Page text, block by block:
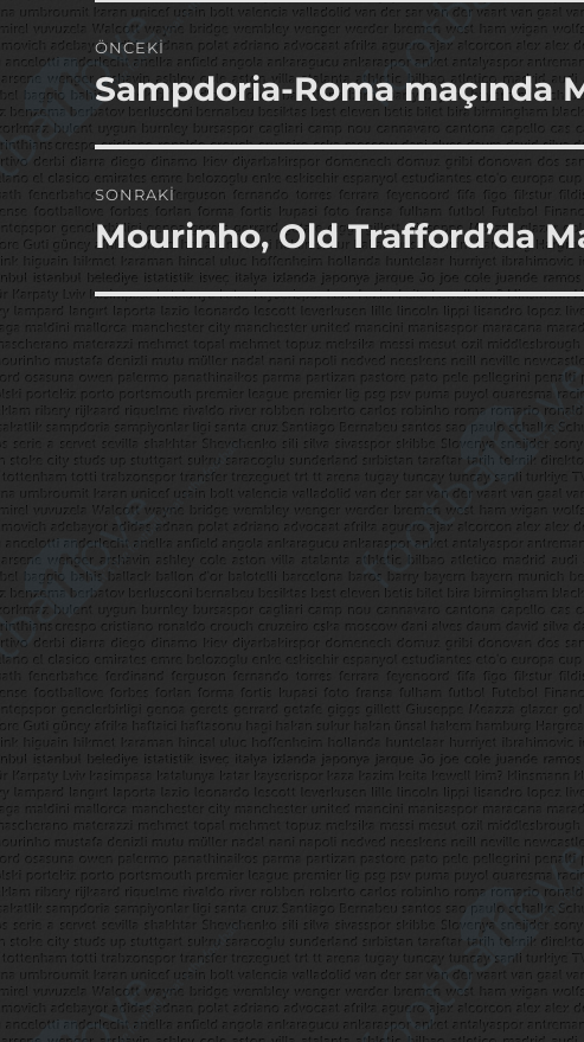
Yazı
gezinmesi
ÖNCEKI
Önceki
yazı:
Sampdoria-Roma maçında
SONRAKI
Sonraki
yazı:
Mourinho, Old Trafford’da